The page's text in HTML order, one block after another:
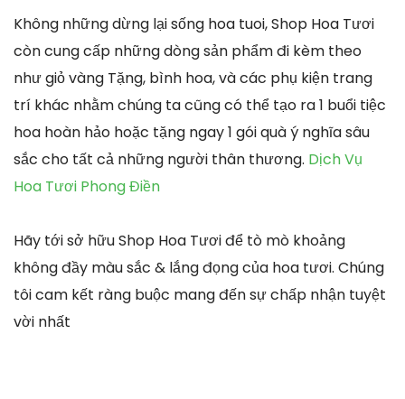
Không những dừng lại sống hoa tuoi, Shop Hoa Tươi
còn cung cấp những dòng sản phẩm đi kèm theo
như giỏ vàng Tặng, bình hoa, và các phụ kiện trang
trí khác nhằm chúng ta cũng có thể tạo ra 1 buổi tiệc
hoa hoàn hảo hoặc tặng ngay 1 gói quà ý nghĩa sâu
sắc cho tất cả những người thân thương. Dịch Vụ
Hoa Tươi Phong Điền
Hãy tới sở hữu Shop Hoa Tươi để tò mò khoảng
không đầy màu sắc & lắng đọng của hoa tươi. Chúng
tôi cam kết ràng buộc mang đến sự chấp nhận tuyệt
vời nhất